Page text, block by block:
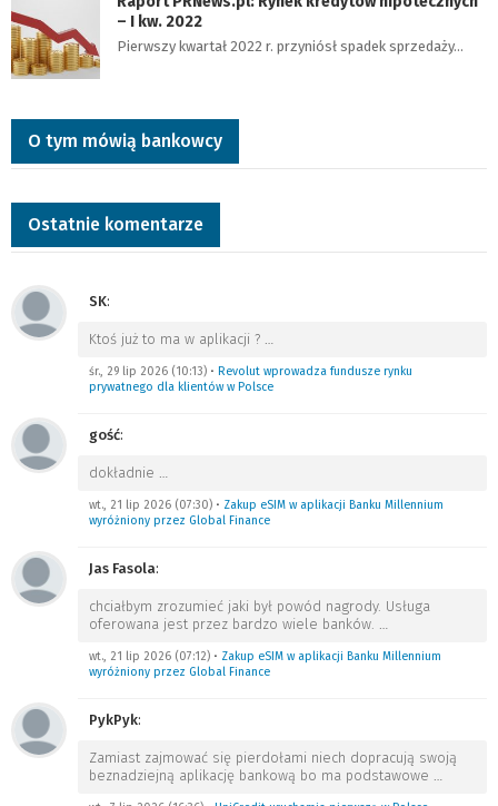
– I kw. 2022
Pierwszy kwartał 2022 r. przyniósł spadek sprzedaży…
O tym mówią bankowcy
Ostatnie komentarze
SK:
Ktoś już to ma w aplikacji ? …
śr., 29 lip 2026 (10:13) • Revolut wprowadza fundusze rynku
prywatnego dla klientów w Polsce
gość:
dokładnie …
wt., 21 lip 2026 (07:30) • Zakup eSIM w aplikacji Banku Millennium
wyróżniony przez Global Finance
Jas Fasola:
chciałbym zrozumieć jaki był powód nagrody. Usługa
oferowana jest przez bardzo wiele banków. …
wt., 21 lip 2026 (07:12) • Zakup eSIM w aplikacji Banku Millennium
wyróżniony przez Global Finance
PykPyk:
Zamiast zajmować się pierdołami niech dopracują swoją
beznadziejną aplikację bankową bo ma podstawowe …